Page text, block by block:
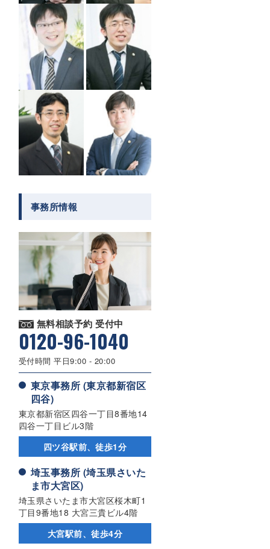
事務所情報
無料相談予約 受付中
0120-96-1040
受付時間 平日9:00 - 20:00
東京事務所 (東京都新宿区
四谷)
東京都新宿区四谷一丁目8番地14
四谷一丁目ビル3階
四ツ谷駅前、徒歩1分
埼玉事務所 (埼玉県さいた
ま市大宮区)
埼玉県さいたま市大宮区桜木町1
丁目9番地18 大宮三貴ビル4階
大宮駅前、徒歩4分